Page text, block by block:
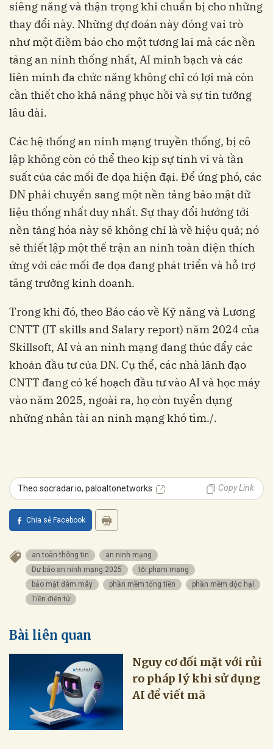
siêng năng và thận trọng khi chuẩn bị cho những
thay đổi này. Những dự đoán này đóng vai trò
như một điềm báo cho một tương lai mà các nền
tảng an ninh thống nhất, AI minh bạch và các
liên minh đa chức năng không chỉ có lợi mà còn
cần thiết cho khả năng phục hồi và sự tin tưởng
lâu dài.
Các hệ thống an ninh mạng truyền thống, bị cô
lập không còn có thể theo kịp sự tinh vi và tần
suất của các mối đe dọa hiện đại. Để ứng phó, các
DN phải chuyển sang một nền tảng bảo mật dữ
liệu thống nhất duy nhất. Sự thay đổi hướng tới
nền tảng hóa này sẽ không chỉ là về hiệu quả; nó
sẽ thiết lập một thế trận an ninh toàn diện thích
ứng với các mối đe dọa đang phát triển và hỗ trợ
tăng trưởng kinh doanh.
Trong khi đó, theo Báo cáo về Kỹ năng và Lương
CNTT (IT skills and Salary report) năm 2024 của
Skillsoft, AI và an ninh mạng đang thúc đẩy các
khoản đầu tư của DN. Cụ thể, các nhà lãnh đạo
CNTT đang có kế hoạch đầu tư vào AI và học máy
vào năm 2025, ngoài ra, họ còn tuyển dụng
những nhân tài an ninh mạng khó tìm./.
Theo socradar.io, paloaltonetworks Copy Link
Chia sẻ Facebook
an toàn thông tin
an ninh mạng
Dự báo an ninh mạng 2025
tội phạm mạng
bảo mật đám mây
phần mềm tống tiền
phần mềm độc hại
Tiền điện tử
Bài liên quan
Nguy cơ đối mặt với rủi
ro pháp lý khi sử dụng
AI để viết mã